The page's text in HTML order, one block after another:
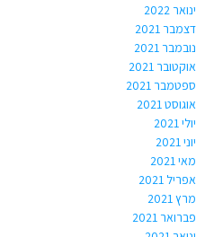
ינואר 2022
דצמבר 2021
נובמבר 2021
אוקטובר 2021
ספטמבר 2021
אוגוסט 2021
יולי 2021
יוני 2021
מאי 2021
אפריל 2021
מרץ 2021
פברואר 2021